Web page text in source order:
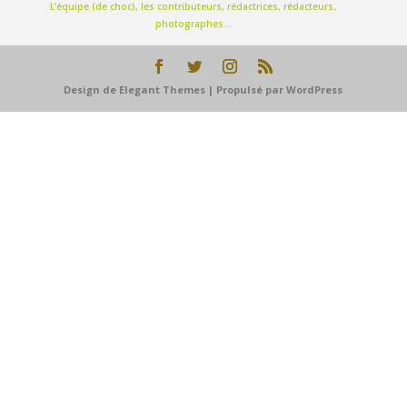
L’équipe (de choc), les contributeurs, rédactrices, rédacteurs,
photographes…
Design de Elegant Themes | Propulsé parWordPress